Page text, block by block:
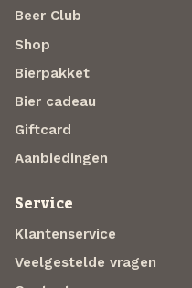
Beer Club
Shop
Bierpakket
Bier cadeau
Giftcard
Aanbiedingen
Service
Klantenservice
Veelgestelde vragen